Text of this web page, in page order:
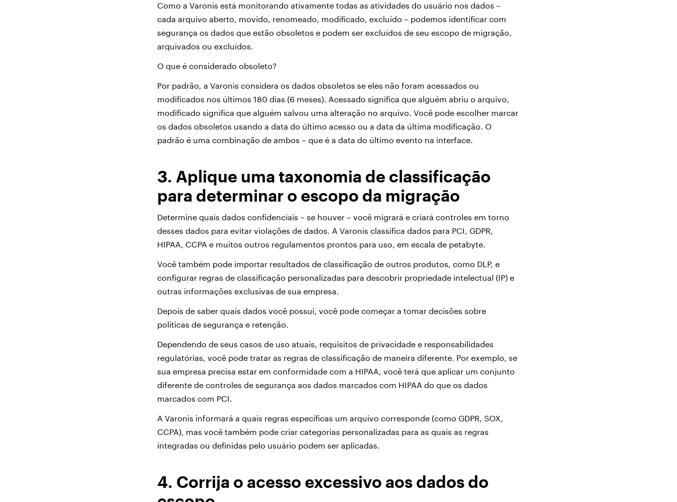
Como a Varonis está monitorando ativamente todas as atividades do usuário nos dados –
cada arquivo aberto, movido, renomeado, modificado, excluído – podemos identificar com
segurança os dados que estão obsoletos e podem ser excluídos de seu escopo de migração,
arquivados ou excluídos.
O que é considerado obsoleto?
Por padrão, a Varonis considera os dados obsoletos se eles não foram acessados ​​ou
modificados nos últimos 180 dias (6 meses). Acessado significa que alguém abriu o arquivo,
modificado significa que alguém salvou uma alteração no arquivo. Você pode escolher marcar
os dados obsoletos usando a data do último acesso ou a data da última modificação. O
padrão é uma combinação de ambos – que é a data do último evento na interface.
3. Aplique uma taxonomia de classificação
para determinar o escopo da migração
Determine quais dados confidenciais – se houver – você migrará e criará controles em torno
desses dados para evitar violações de dados. A Varonis classifica dados para PCI, GDPR,
HIPAA, CCPA e muitos outros regulamentos prontos para uso, em escala de petabyte.
Você também pode importar resultados de classificação de outros produtos, como DLP, e
configurar regras de classificação personalizadas para descobrir propriedade intelectual (IP) e
outras informações exclusivas de sua empresa.
Depois de saber quais dados você possui, você pode começar a tomar decisões sobre
políticas de segurança e retenção.
Dependendo de seus casos de uso atuais, requisitos de privacidade e responsabilidades
regulatórias, você pode tratar as regras de classificação de maneira diferente. Por exemplo, se
sua empresa precisa estar em conformidade com a HIPAA, você terá que aplicar um conjunto
diferente de controles de segurança aos dados marcados com HIPAA do que os dados
marcados com PCI.
A Varonis informará a quais regras específicas um arquivo corresponde (como GDPR, SOX,
CCPA), mas você também pode criar categorias personalizadas para as quais as regras
integradas ou definidas pelo usuário podem ser aplicadas.
4. Corrija o acesso excessivo aos dados do